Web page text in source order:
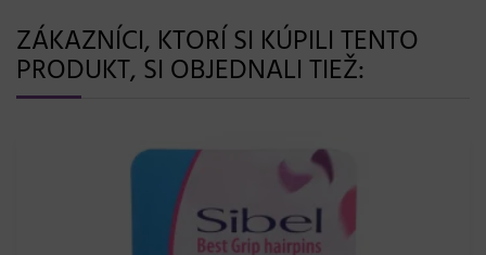
ZÁKAZNÍCI, KTORÍ SI KÚPILI TENTO
PRODUKT, SI OBJEDNALI TIEŽ: